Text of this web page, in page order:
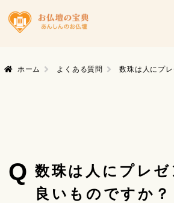
ホーム よくある質問 数珠は人にプ
Q 数珠は人にプレゼ
良いものですか？